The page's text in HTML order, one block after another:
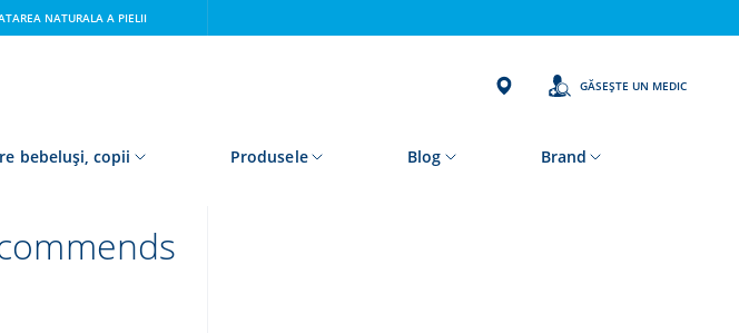
NATURALA A PIELII
GĂSEȘTE UN MEDIC
bebeluși, copii Produsele Blog Brand